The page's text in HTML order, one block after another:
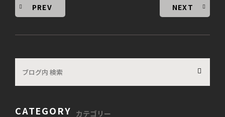
PREV NEXT
CATEGORY カテゴリー